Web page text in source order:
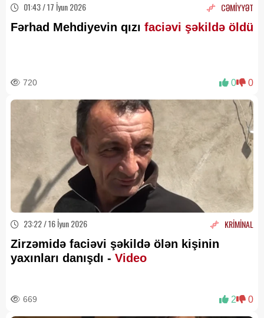
01:43 / 17 İyun 2026 CƏMİYYƏT
Fərhad Mehdiyevin qızı faciəvi şəkildə öldü
720 0 0
23:22 / 16 İyun 2026 KRİMİNAL
Zirzəmidə faciəvi şəkildə ölən kişinin
yaxınları danışdı - Video
669 2 0